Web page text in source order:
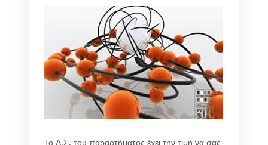
Το Δ.Σ. του παραρτήματος έχει την τιμή να σας